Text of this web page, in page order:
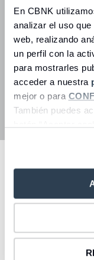
En CBNK
analizar el uso
web, realizando
un perfil con la
para mostrarles
acceder a nuestra
mejor o para
También puedes
Paga con
y rápida
En CBNK
Apple Pay para
diarias.
Acceder
Lleva tus
toda la
junto a